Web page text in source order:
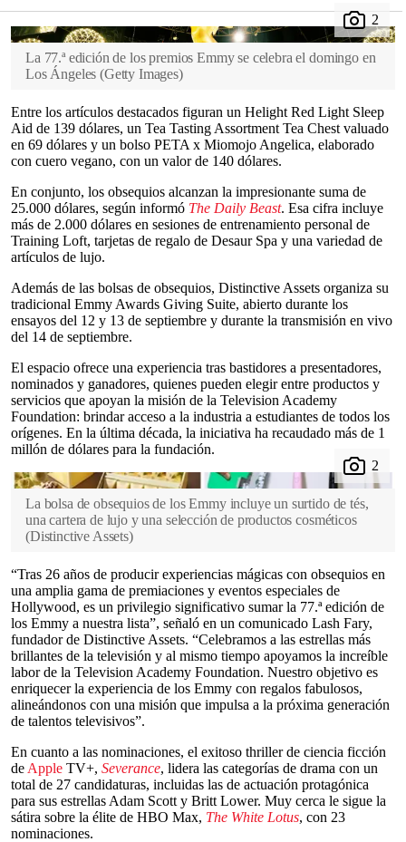
La 77.ª edición de los premios Emmy se celebra el domingo en
Los Ángeles (Getty Images)
Entre los artículos destacados figuran un Helight Red Light Sleep
Aid de 139 dólares, un Tea Tasting Assortment Tea Chest valuado
en 69 dólares y un bolso PETA x Miomojo Angelica, elaborado
con cuero vegano, con un valor de 140 dólares.
En conjunto, los obsequios alcanzan la impresionante suma de
25.000 dólares, según informó The Daily Beast. Esa cifra incluye
más de 2.000 dólares en sesiones de entrenamiento personal de
Training Loft, tarjetas de regalo de Desaur Spa y una variedad de
artículos de lujo.
Además de las bolsas de obsequios, Distinctive Assets organiza su
tradicional Emmy Awards Giving Suite, abierto durante los
ensayos del 12 y 13 de septiembre y durante la transmisión en vivo
del 14 de septiembre.
El espacio ofrece una experiencia tras bastidores a presentadores,
nominados y ganadores, quienes pueden elegir entre productos y
servicios que apoyan la misión de la Television Academy
Foundation: brindar acceso a la industria a estudiantes de todos los
orígenes. En la última década, la iniciativa ha recaudado más de 1
millón de dólares para la fundación.
La bolsa de obsequios de los Emmy incluye un surtido de tés,
una cartera de lujo y una selección de productos cosméticos
(Distinctive Assets)
“Tras 26 años de producir experiencias mágicas con obsequios en
una amplia gama de premiaciones y eventos especiales de
Hollywood, es un privilegio significativo sumar la 77.ª edición de
los Emmy a nuestra lista”, señaló en un comunicado Lash Fary,
fundador de Distinctive Assets. “Celebramos a las estrellas más
brillantes de la televisión y al mismo tiempo apoyamos la increíble
labor de la Television Academy Foundation. Nuestro objetivo es
enriquecer la experiencia de los Emmy con regalos fabulosos,
alineándonos con una misión que impulsa a la próxima generación
de talentos televisivos”.
En cuanto a las nominaciones, el exitoso thriller de ciencia ficción
de Apple TV+, Severance, lidera las categorías de drama con un
total de 27 candidaturas, incluidas las de actuación protagónica
para sus estrellas Adam Scott y Britt Lower. Muy cerca le sigue la
sátira sobre la élite de HBO Max, The White Lotus, con 23
nominaciones.